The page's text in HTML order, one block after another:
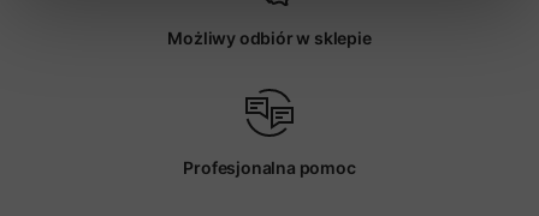
Możliwy odbiór w sklepie
Profesjonalna pomoc